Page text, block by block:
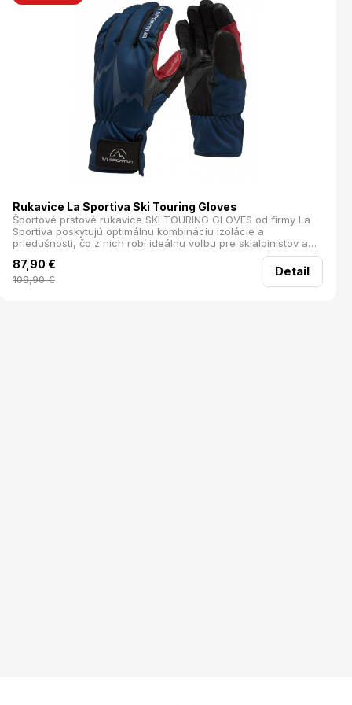
Rukavice La Sportiva Ski Touring Gloves
Športové prstové rukavice SKI TOURING GLOVES od firmy La
Sportiva poskytujú optimálnu kombináciu izolácie a
priedušnosti, čo z nich robí ideálnu voľbu pre skialpinistov a
nadšencov outdoorových aktivít v zimných podmienkach. Sú
vybavené syntetickou izoláciou Primaloft Gold, ktorá
spoľahlivo hreje aj pri navlhnutí, čím zabezpečuje maximálny
tepelný komfort. Pre lepšiu odolnosť a istý úchop je dlaň
87,90 €
109,90€
Detail